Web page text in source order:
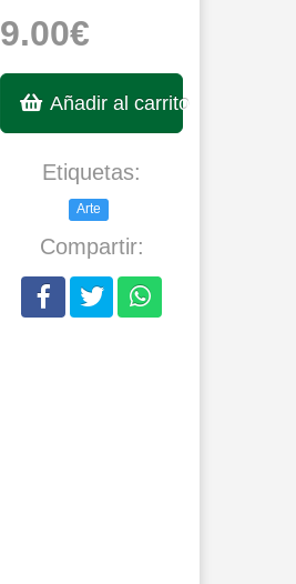
9.00€
Añadir al carrito
Etiquetas:
Arte
Compartir: